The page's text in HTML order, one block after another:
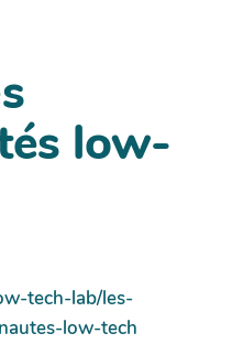
low-
tech-lab/les-
low-tech